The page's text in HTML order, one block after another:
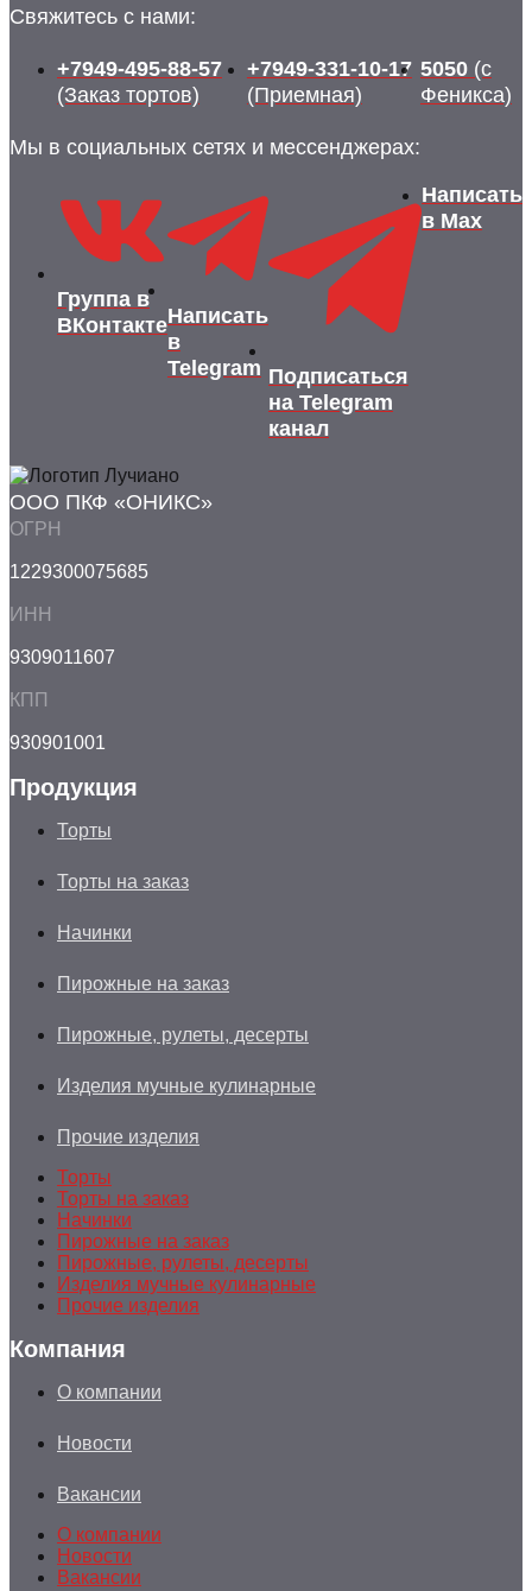
Свяжитесь с нами:
+7949-495-88-57
(Заказ тортов)
+7949-331-10-17
(Приемная)
5050 (с
Феникса)
Мы в социальных сетях и мессенджерах:
Группа в
ВКонтактеНаписать
в
Telegram Подписаться
на Telegram
канал
Написать
в Max
ООО ПКФ «ОНИКС»
ОГРН
1229300075685
ИНН
9309011607
КПП
930901001
Продукция
Торты
Торты на заказ
Начинки
Пирожные на заказ
Пирожные, рулеты, десерты
Изделия мучные кулинарные
Прочие изделия
Торты
Торты на заказ
Начинки
Пирожные на заказ
Пирожные, рулеты, десерты
Изделия мучные кулинарные
Прочие изделия
Компания
О компании
Новости
Вакансии
О компании
Новости
Вакансии